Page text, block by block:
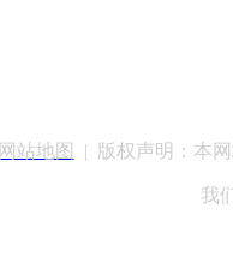
网站地图 | 版权声明：本
我